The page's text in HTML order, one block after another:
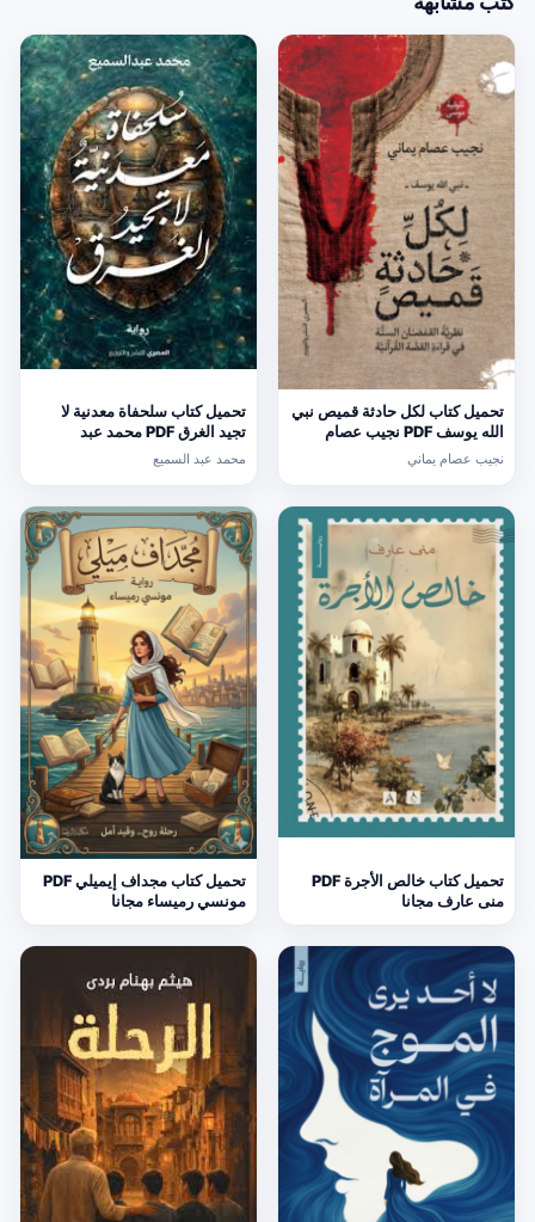
تحميل كتاب لكل حادثة قميص نبي
الله يوسف PDF نجيب عصام
يماني مجانا
نجيب عصام يماني
تحميل كتاب سلحفاة معدنية لا
تجيد الغرق PDF محمد عبد
محمد عبد السميع
تحميل كتاب خالص الأجرة PDF
منى عارف مجانا
تحميل كتاب مجداف إيميلي PDF
مونسي رميساء مجانا